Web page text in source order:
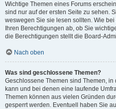
Wichtige Themen eines Forums
sind nur auf der ersten Seite zu sehen.
weswegen Sie sie lesen sollten. Wie
Ihren Berechtigungen ab, ob Sie
die Berechtigungen stellt die Board-
Nach oben
Was sind geschlossene Themen?
Geschlossene Themen sind Themen,
kann und bei denen eine laufende
Themen können aus vielen Gründen
gesperrt werden. Eventuell haben Sie